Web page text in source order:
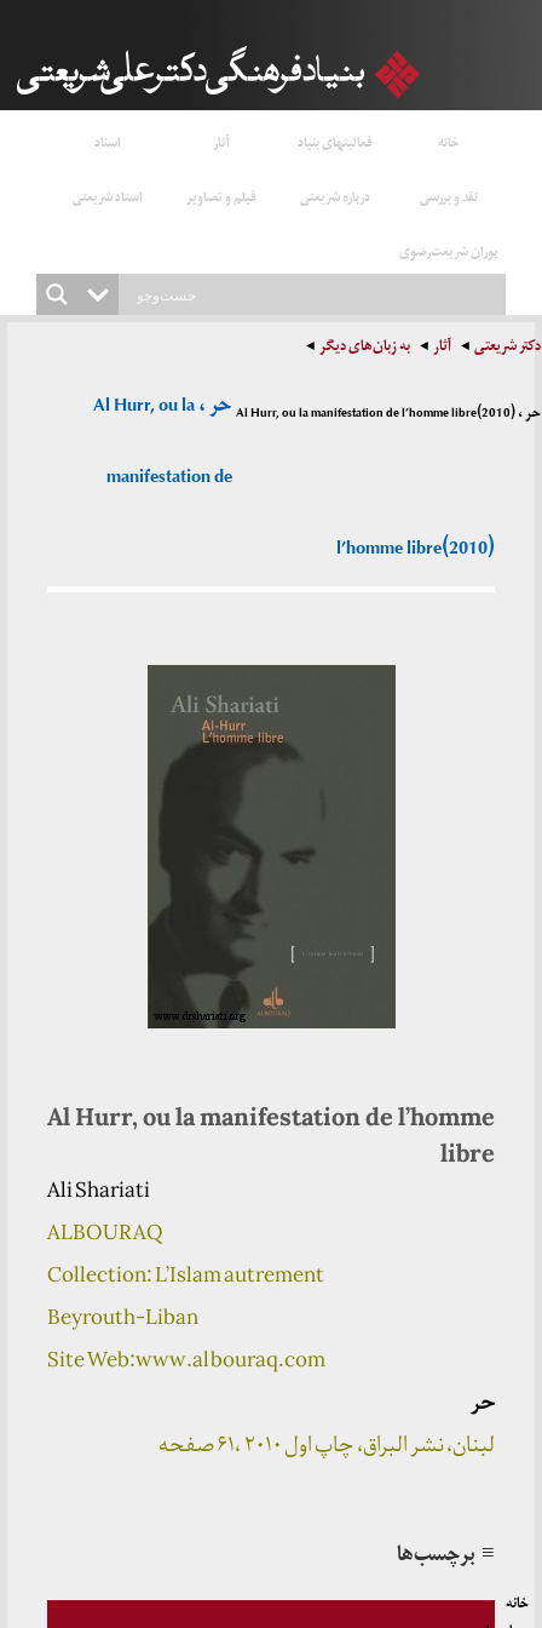
خانه فعالیتهای بنیاد آثار
اسناد
نقد و بررسی
درباره شریعتی فیلم و تصاویر
استاد شریعتی
پوران شریعت‌رضوی
دکتر شریعتی آثار به زبان‌های دیگر
حر ، Al Hurr, ou la manifestation de l’homme libre(2010)
حر ، Al Hurr, ou la
manifestation de
l’homme libre(2010)
Al Hurr, ou la manifestation de l’homme
libre
Ali Shariati
ALBOURAQ
Collection: L’Islam autrement
Beyrouth-Liban
Site Web:www.albouraq.com
حر
لبنان، نشر البراق، چاپ اول ۲۰۱۰ ،۶۱ صفحه
≡ برچسب‌ها
خانه